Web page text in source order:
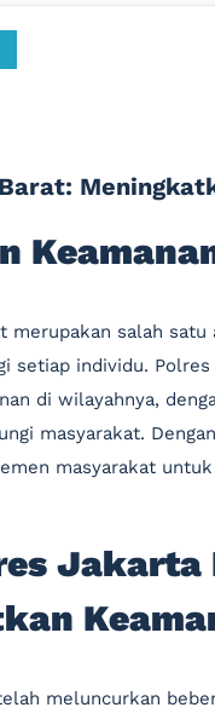
merupakan salah
setiap individu.
di wilayahnya,
masyarakat.
masyarakat
Jakarta
meluncurkan